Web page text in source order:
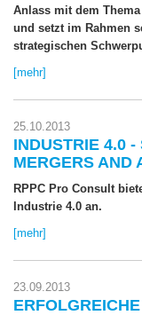
Anlass mit dem
und setzt im Rahmen
strategischen
[mehr]
25.10.2013
INDUSTRIE 4.0
MERGERS AND
RPPC Pro Consult
Industrie 4.0 an.
[mehr]
23.09.2013